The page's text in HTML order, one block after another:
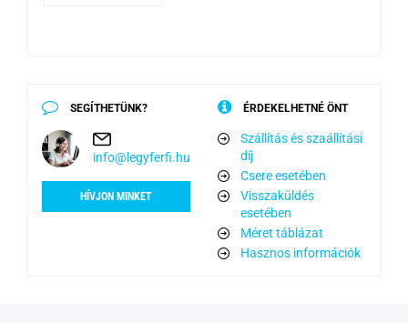
SEGÍTHETÜNK?
info@legyferfi.hu
HÍVJON MINKET
ÉRDEKELHETNÉ ÖNT
Szállítás és szaállítási
díj
Csere esetében
Visszaküldés
esetében
Méret táblázat
Hasznos információk